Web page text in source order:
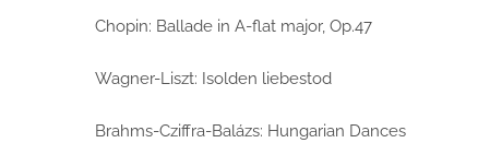
Chopin: Ballade in A-flat major, Op.47
Wagner-Liszt: Isolden liebestod
Brahms-Cziffra-Balázs: Hungarian Dances